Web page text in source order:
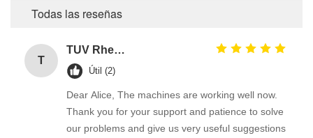
Todas las reseñas
T
TUV Rheiland
Útil (2)
Dear Alice, The machines are working well now.
Thank you for your support and patience to solve
our problems and give us very useful suggestions